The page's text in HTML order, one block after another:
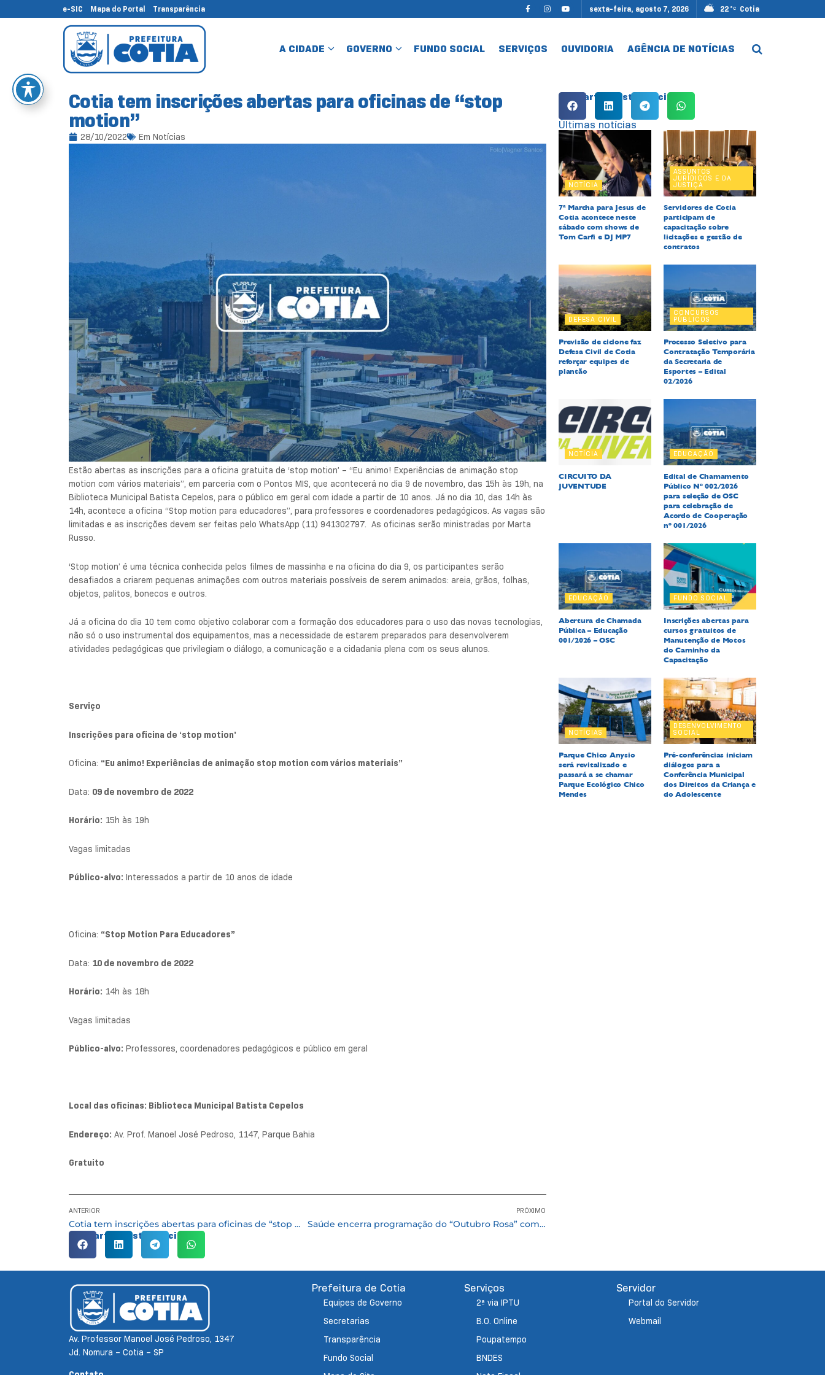
e-SIC Mapa do Portal Transparência sexta-feira, agosto 7, 2026 22 °C Cotia
A CIDADE GOVERNO FUNDO SOCIAL SERVIÇOS OUVIDORIA AGÊNCIA DE NOTÍCIAS
Cotia tem inscrições abertas para oficinas de “stop
motion”
28/10/2022 Em Notícias
Estão abertas as inscrições para a oficina gratuita de ‘stop motion’ – “Eu animo! Experiências de animação stop
motion com vários materiais”, em parceria com o Pontos MIS, que acontecerá no dia 9 de novembro, das 15h às 19h, na
Biblioteca Municipal Batista Cepelos, para o público em geral com idade a partir de 10 anos. Já no dia 10, das 14h às
14h, acontece a oficina “Stop motion para educadores”, para professores e coordenadores pedagógicos. As vagas são
limitadas e as inscrições devem ser feitas pelo WhatsApp (11) 941302797. As oficinas serão ministradas por Marta
Russo.
‘Stop motion’ é uma técnica conhecida pelos filmes de massinha e na oficina do dia 9, os participantes serão
desafiados a criarem pequenas animações com outros materiais possíveis de serem animados: areia, grãos, folhas,
objetos, palitos, bonecos e outros.
Já a oficina do dia 10 tem como objetivo colaborar com a formação dos educadores para o uso das novas tecnologias,
não só o uso instrumental dos equipamentos, mas a necessidade de estarem preparados para desenvolverem
atividades pedagógicas que privilegiam o diálogo, a comunicação e a cidadania plena com os seus alunos.
Serviço
Inscrições para oficina de ‘stop motion’
Oficina: “Eu animo! Experiências de animação stop motion com vários materiais”
Data: 09 de novembro de 2022
Horário: 15h às 19h
Vagas limitadas
Público-alvo: Interessados a partir de 10 anos de idade
Oficina: “Stop Motion Para Educadores”
Data: 10 de novembro de 2022
Horário: 14h às 18h
Vagas limitadas
Público-alvo: Professores, coordenadores pedagógicos e público em geral
Local das oficinas: Biblioteca Municipal Batista Cepelos
Endereço: Av. Prof. Manoel José Pedroso, 1147, Parque Bahia
Gratuito
ANTERIOR
Cotia tem inscrições abertas para oficinas de “stop motion”
PRÓXIMO
Saúde encerra programação do “Outubro Rosa” com palestras e homenagens ao servidor público
Compartilhe esta notícia:
Compartilhe esta notícia:
Últimas notícias
NOTÍCIA
7ª Marcha para Jesus de
Cotia acontece neste
sábado com shows de
Tom Carfi e DJ MP7
ASSUNTOS
JURÍDICOS E DA
JUSTIÇA
Servidores de Cotia
participam de
capacitação sobre
licitações e gestão de
contratos
DEFESA CIVIL
Previsão de ciclone faz
Defesa Civil de Cotia
reforçar equipes de
plantão
CONCURSOS
PÚBLICOS
Processo Seletivo para
Contratação Temporária
da Secretaria de
Esportes – Edital
02/2026
NOTÍCIA
CIRCUITO DA
JUVENTUDE
EDUCAÇÃO
Edital de Chamamento
Público Nº 002/2026
para seleção de OSC
para celebração de
Acordo de Cooperação
nº 001/2026
EDUCAÇÃO
Abertura de Chamada
Pública – Educação
001/2026 – OSC
FUNDO SOCIAL
Inscrições abertas para
cursos gratuitos de
Manutenção de Motos
do Caminho da
Capacitação
NOTÍCIAS
Parque Chico Anysio
será revitalizado e
passará a se chamar
Parque Ecológico Chico
Mendes
DESENVOLVIMENTO
SOCIAL
Pré-conferências iniciam
diálogos para a
Conferência Municipal
dos Direitos da Criança e
do Adolescente
Av. Professor Manoel José Pedroso, 1347
Jd. Nomura – Cotia – SP
Prefeitura de Cotia
Equipes de Governo
Secretarias
Transparência
Fundo Social
Serviços
2ª via IPTU
B.O. Online
Poupatempo
BNDES
Servidor
Portal do Servidor
Webmail